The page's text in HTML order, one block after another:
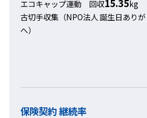
エコキャップ運動 回収
kg
古切手収集（NPO法人 誕生日あり
へ）
保険契約 継続率